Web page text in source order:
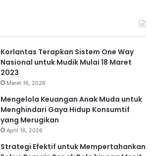
Korlantas Terapkan Sistem One Way
Nasional untuk Mudik Mulai 18 Maret
2023
Maret 16, 2026
Mengelola Keuangan Anak Muda untuk
Menghindari Gaya Hidup Konsumtif
yang Merugikan
April 16, 2026
Strategi Efektif untuk Mempertahankan